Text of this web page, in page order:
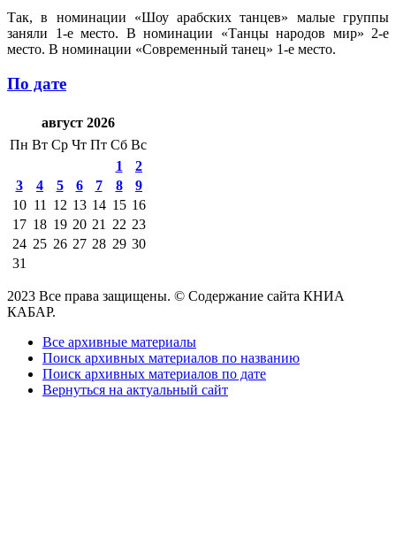
Так, в номинации «Шоу арабских танцев» малые группы
заняли 1-е место. В номинации «Танцы народов мир» 2-е
место. В номинации «Современный танец» 1-е место.
По дате
август 2026
Пн Вт Ср Чт Пт Сб Вс
1
2
3
4 5 6 7 8
9
10 11 12 13 14 15 16
17 18 19 20 21 22 23
24 25 26 27 28 29 30
31
2023 Все права защищены. © Содержание сайта КНИА
КАБАР.
Все архивные материалы
Поиск архивных материалов по названию
Поиск архивных материалов по дате
Вернуться на актуальный сайт